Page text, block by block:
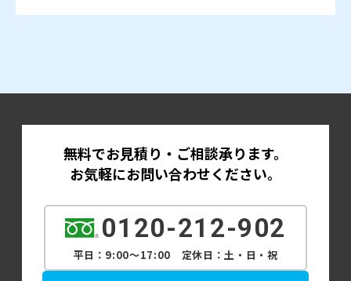
きますし、オンライン通話でレクチャーする
な説明を中心にお伝えしますので、Webに詳
しくない方でも安心して更新していただけま
す。
現状のサイト構成や運用状況を踏まえて、追
いきなり大きな拡張を行うのではなく、優先
度の高い部分から少しずつ手を入れていく方
法もあります。無理のない範囲で一緒に検討
していきましょう。
無料でお見積り・ご相談承ります。
お気軽にお問い合わせください。
0120-212-902
平日：9:00～17:00 定休日：土・日・祝